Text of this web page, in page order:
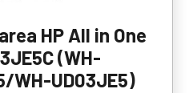
HP All in One
(WH-
WH-UD03JE5)